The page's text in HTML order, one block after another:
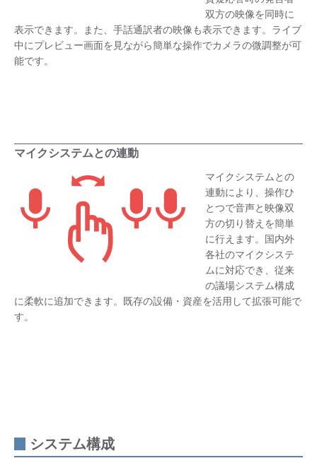
双方の映像を同時に
表示できます。また、手話通訳者の映像も表示できます。ライブ
中にプレビュー画面を見ながら簡単な操作でカメラの微調整が可
能です。
マイクシステムとの連動
マイクシステムとの
連動により、操作ひ
とつで音声と映像双
方の切り替えを簡単
に行えます。国内外
各社のマイクシステ
ムに対応でき、従来
の議場システム構成
に柔軟に追加できます。既存の設備・資産を活用して拡張可能で
す。
システム構成